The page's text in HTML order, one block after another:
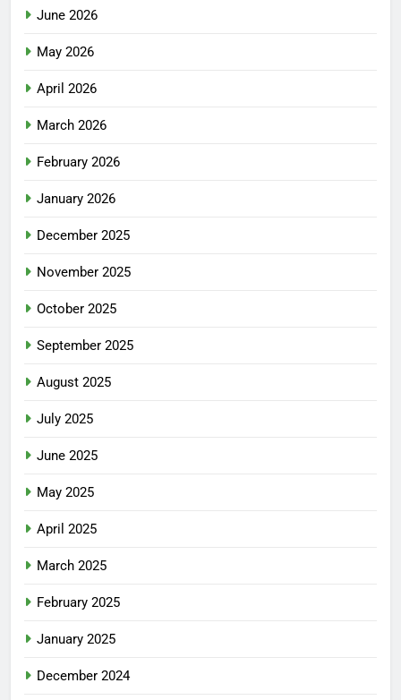
June 2026
May 2026
April 2026
March 2026
February 2026
January 2026
December 2025
November 2025
October 2025
September 2025
August 2025
July 2025
June 2025
May 2025
April 2025
March 2025
February 2025
January 2025
December 2024